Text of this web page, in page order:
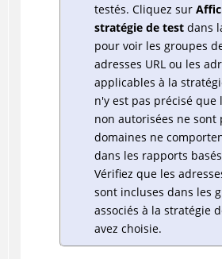
testés. Cliquez sur
stratégie de testdans
pour voir les groupes
adresses URL ou les
applicables à la
n'y est pas précisé que
non autorisées ne sont
domaines ne
dans les rapports
Vérifiez que les
sont incluses dans les
associés à la stratégie
avez choisie.